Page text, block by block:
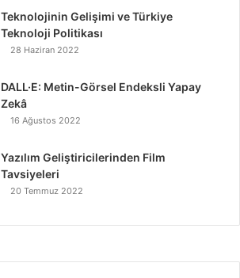
Teknolojinin Gelişimi ve Türkiye
Teknoloji Politikası
28 Haziran 2022
DALL·E: Metin-Görsel Endeksli Yapay
Zekâ
16 Ağustos 2022
Yazılım Geliştiricilerinden Film
Tavsiyeleri
20 Temmuz 2022